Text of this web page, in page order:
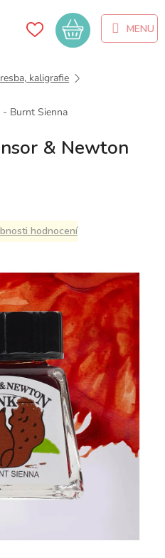
Nákupní
košík
kaligrafie
Burnt Sienna
& Newton
hodnocení